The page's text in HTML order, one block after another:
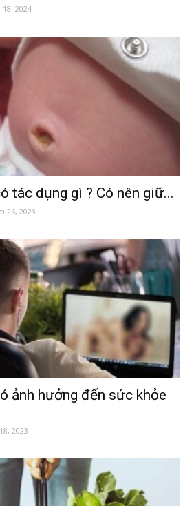
2024
tác dụng gì ? Có nên giữ...
26, 2023
ảnh hưởng đến sức khỏe
2023